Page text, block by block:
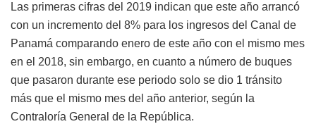
Las primeras cifras del 2019 indican que este año arrancó
con un incremento del 8% para los ingresos del Canal de
Panamá comparando enero de este año con el mismo mes
en el 2018, sin embargo, en cuanto a número de buques
que pasaron durante ese periodo solo se dio 1 tránsito
más que el mismo mes del año anterior, según la
Contraloría General de la República.